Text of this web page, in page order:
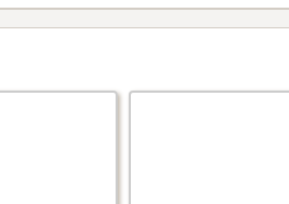
できます。納骨堂の利用に際して